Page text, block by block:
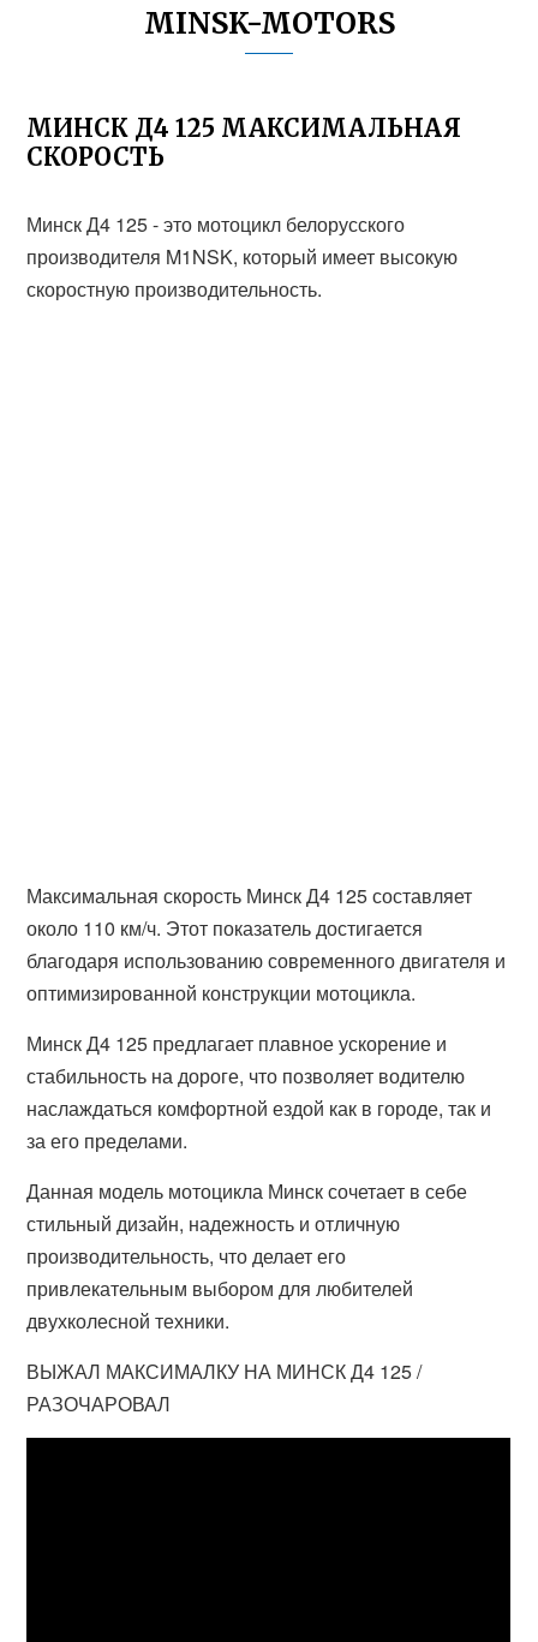
MINSK-MOTORS
МИНСК Д4 125 МАКСИМАЛЬНАЯ
СКОРОСТЬ
Минск Д4 125 - это мотоцикл белорусского
производителя M1NSK, который имеет высокую
скоростную производительность.
Максимальная скорость Минск Д4 125 составляет
около 110 км/ч. Этот показатель достигается
благодаря использованию современного двигателя и
оптимизированной конструкции мотоцикла.
Минск Д4 125 предлагает плавное ускорение и
стабильность на дороге, что позволяет водителю
наслаждаться комфортной ездой как в городе, так и
за его пределами.
Данная модель мотоцикла Минск сочетает в себе
стильный дизайн, надежность и отличную
производительность, что делает его
привлекательным выбором для любителей
двухколесной техники.
ВЫЖАЛ МАКСИМАЛКУ НА МИНСК Д4 125 /
РАЗОЧАРОВАЛ